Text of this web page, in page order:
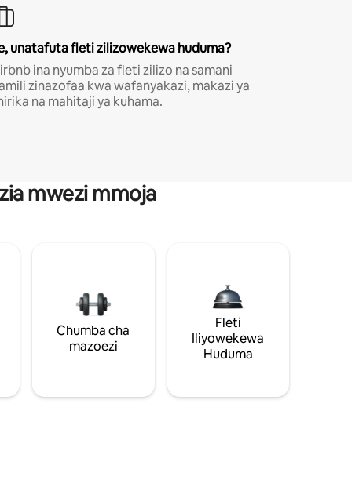
unatafuta fleti zilizowekewa huduma?
ina nyumba za fleti zilizo na samani
zinazofaa kwa wafanyakazi, makazi ya
na mahitaji ya kuhama.
mwezi mmoja
Chumba cha
mazoezi
Fleti
Iliyowekewa
Huduma